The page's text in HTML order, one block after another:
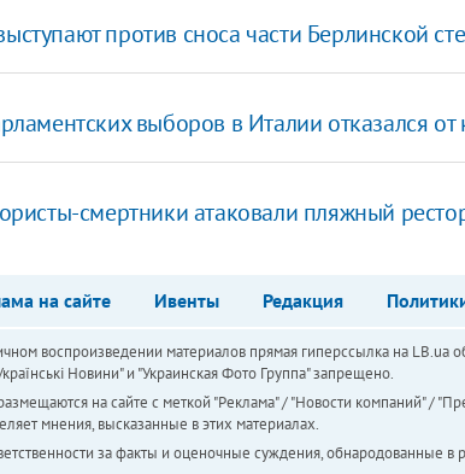
против сноса части Берлинской
выборов в Италии отказался
смертники атаковали пляжный
на сайте Ивенты Редакция
воспроизведении материалов прямая гиперссылка на LB.ua
Новини" и "Украинская Фото Группа" запрещено.
на сайте с меткой "Реклама" / "Новости компаний" /
мнения, высказанные в этих материалах.
за факты и оценочные суждения, обнародованные